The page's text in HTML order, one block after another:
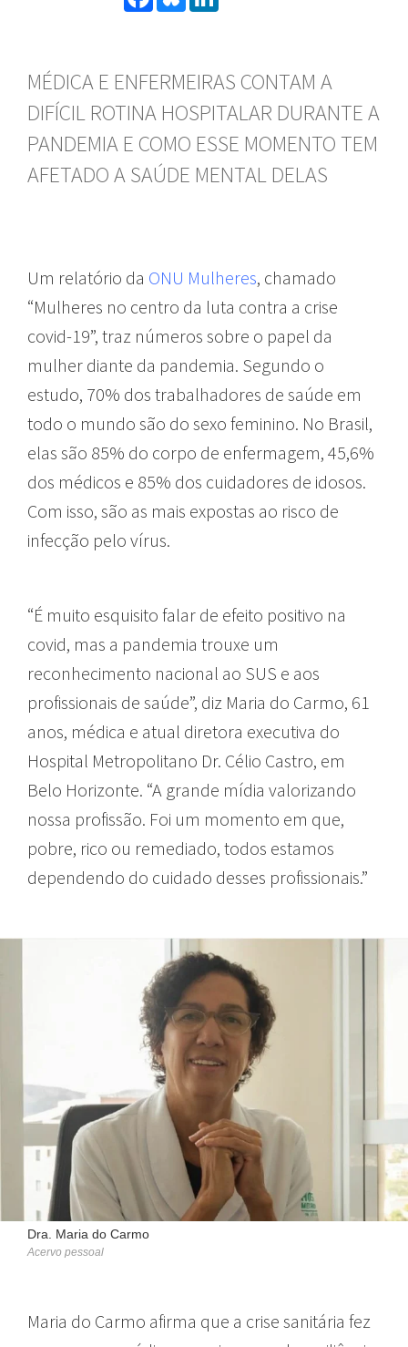
MÉDICA E ENFERMEIRAS CONTAM A
DIFÍCIL ROTINA HOSPITALAR DURANTE A
PANDEMIA E COMO ESSE MOMENTO TEM
AFETADO A SAÚDE MENTAL DELAS
Um relatório da ONU Mulheres, chamado
“Mulheres no centro da luta contra a crise
covid-19”, traz números sobre o papel da
mulher diante da pandemia. Segundo o
estudo, 70% dos trabalhadores de saúde em
todo o mundo são do sexo feminino. No Brasil,
elas são 85% do corpo de enfermagem, 45,6%
dos médicos e 85% dos cuidadores de idosos.
Com isso, são as mais expostas ao risco de
infecção pelo vírus.
“É muito esquisito falar de efeito positivo na
covid, mas a pandemia trouxe um
reconhecimento nacional ao SUS e aos
profissionais de saúde”, diz Maria do Carmo, 61
anos, médica e atual diretora executiva do
Hospital Metropolitano Dr. Célio Castro, em
Belo Horizonte. “A grande mídia valorizando
nossa profissão. Foi um momento em que,
pobre, rico ou remediado, todos estamos
dependendo do cuidado desses profissionais.”
Dra. Maria do Carmo
Acervo pessoal
Maria do Carmo afirma que a crise sanitária fez